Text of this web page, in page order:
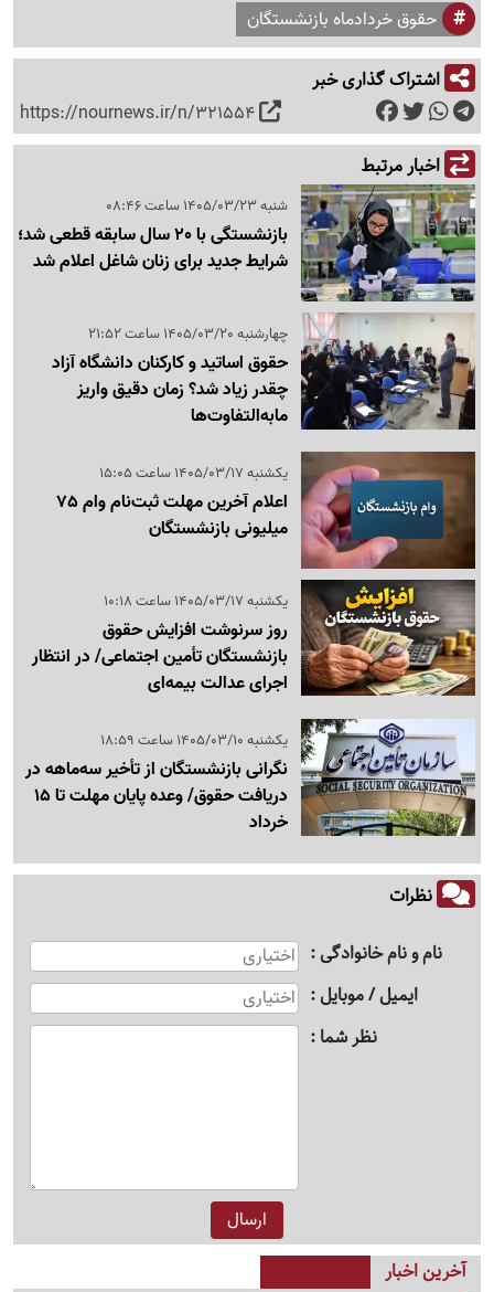
حقوق خردادماه بازنشستگان
اشتراک گذاری خبر
https://nournews.ir/n/321554
اخبار مرتبط
شنبه 1405/03/23 ساعت 08:46
بازنشستگی با 20 سال سابقه قطعی شد؛
شرایط جدید برای زنان شاغل اعلام شد
چهارشنبه 1405/03/20 ساعت 21:52
حقوق اساتید و کارکنان دانشگاه آزاد
چقدر زیاد شد؟ زمان دقیق واریز
مابه‌التفاوت‌ها
یکشنبه 1405/03/17 ساعت 15:05
اعلام آخرین مهلت ثبت‌نام وام 75
میلیونی بازنشستگان
یکشنبه 1405/03/17 ساعت 10:18
روز سرنوشت افزایش حقوق
بازنشستگان تأمین اجتماعی/ در انتظار
اجرای عدالت بیمه‌ای
یکشنبه 1405/03/10 ساعت 18:59
نگرانی بازنشستگان از تأخیر سه‌ماهه در
دریافت حقوق/ وعده‌ پایان مهلت تا 15
خرداد
نظرات
نام و نام خانوادگی
ایمیل / موبایل
نظر شما
آخرین اخبار